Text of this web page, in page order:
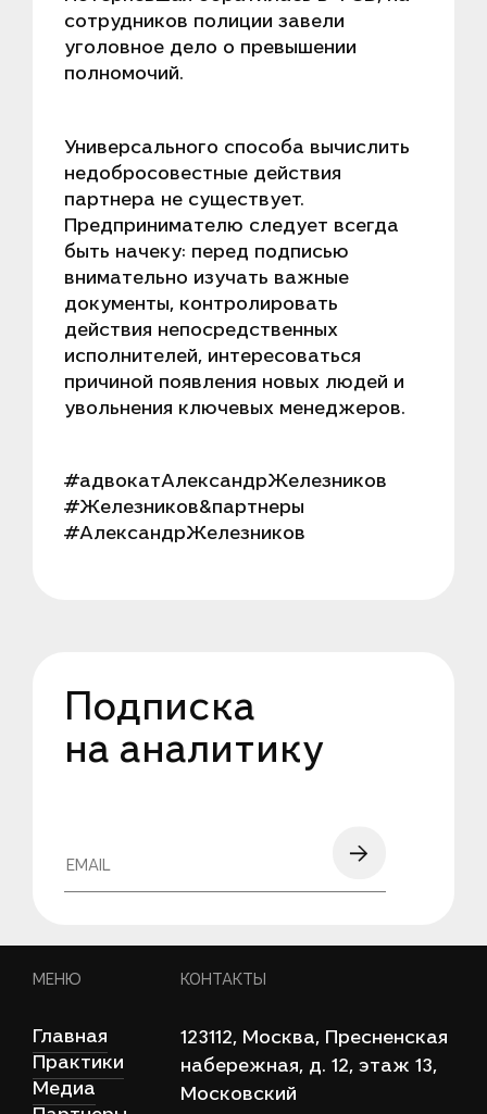
сотрудников полиции завели
уголовное дело о превышении
полномочий.
Универсального способа вычислить
недобросовестные действия
партнера не существует.
Предпринимателю следует всегда
быть начеку: перед подписью
внимательно изучать важные
документы, контролировать
действия непосредственных
исполнителей, интересоваться
причиной появления новых людей и
увольнения ключевых менеджеров.
#адвокатАлександрЖелезников
#Железников&партнеры
#АлександрЖелезников
Подписка
на аналитику
МЕНЮ
Главная
Практики
Медиа
КОНТАКТЫ
123112, Моcква, Пресненская
набережная, д. 12, этаж 13,
Московский